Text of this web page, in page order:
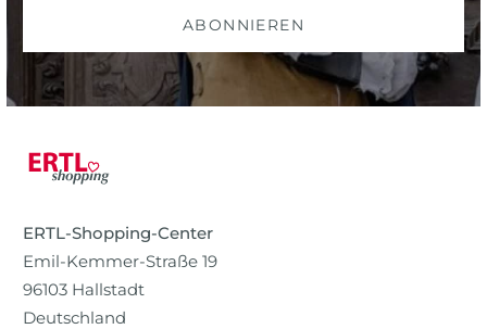
ABONNIEREN
ERTL-Shopping-Center
Emil-Kemmer-Straße 19
96103 Hallstadt
Deutschland